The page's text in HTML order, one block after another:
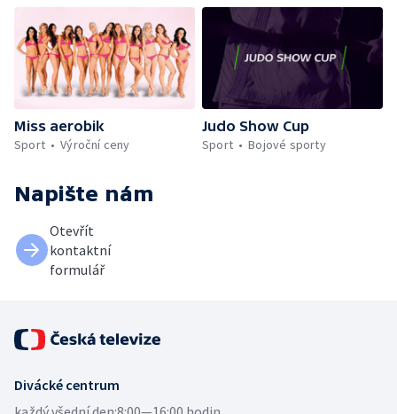
Miss aerobik
Sport
Výroční ceny
Judo Show Cup
Sport
Bojové sporty
Napište nám
Otevřít
kontaktní
formulář
Divácké centrum